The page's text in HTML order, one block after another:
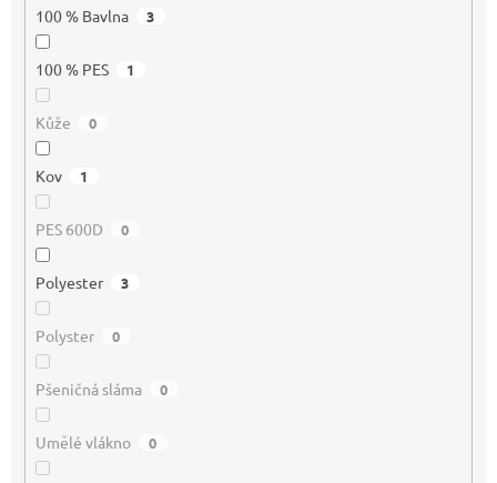
100 % Bavlna 3
100 % PES 1
Kůže 0
Kov 1
PES 600D 0
Polyester 3
Polyster 0
Pšeničná sláma 0
Umělé vlákno 0